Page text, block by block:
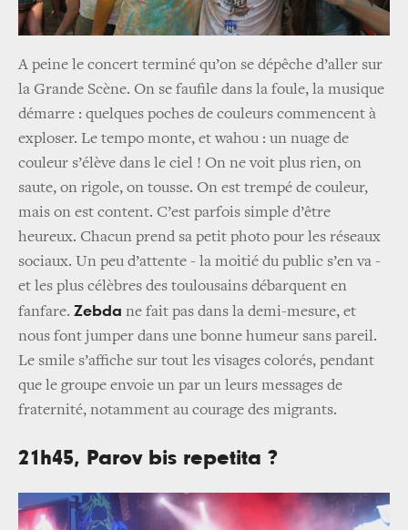
A peine le concert terminé qu’on se dépêche d’aller sur
la Grande Scène. On se faufile dans la foule, la musique
démarre : quelques poches de couleurs commencent à
exploser. Le tempo monte, et wahou : un nuage de
couleur s’élève dans le ciel ! On ne voit plus rien, on
saute, on rigole, on tousse. On est trempé de couleur,
mais on est content. C’est parfois simple d’être
heureux. Chacun prend sa petit photo pour les réseaux
sociaux. Un peu d’attente - la moitié du public s’en va -
et les plus célèbres des toulousains débarquent en
fanfare. Zebda ne fait pas dans la demi-mesure, et
nous font jumper dans une bonne humeur sans pareil.
Le smile s’affiche sur tout les visages colorés, pendant
que le groupe envoie un par un leurs messages de
fraternité, notamment au courage des migrants.
21h45, Parov bis repetita ?